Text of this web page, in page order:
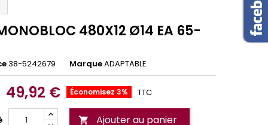
480X12 Ø14 EA 65-
38-5242679 MarqueADAPTABLE
49,92 € Économisez 3% TTC
 Ajouter au panier